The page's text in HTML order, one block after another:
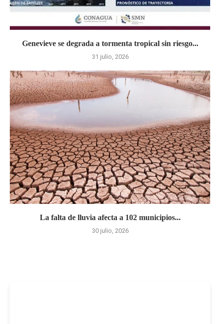
Genevieve se degrada a tormenta tropical sin riesgo...
31 julio, 2026
La falta de lluvia afecta a 102 municipios...
30 julio, 2026